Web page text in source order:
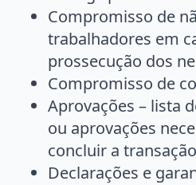
Compromisso de
trabalhadores em
prossecução dos
Compromisso de
Aprovações – lista
ou aprovações
concluir a
Declarações e